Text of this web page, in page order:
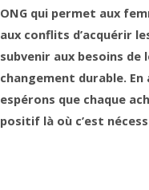
ONG qui permet aux
aux conflits d’acquérir
subvenir aux besoins
changement durable.
espérons que chaque
positif là où c’est